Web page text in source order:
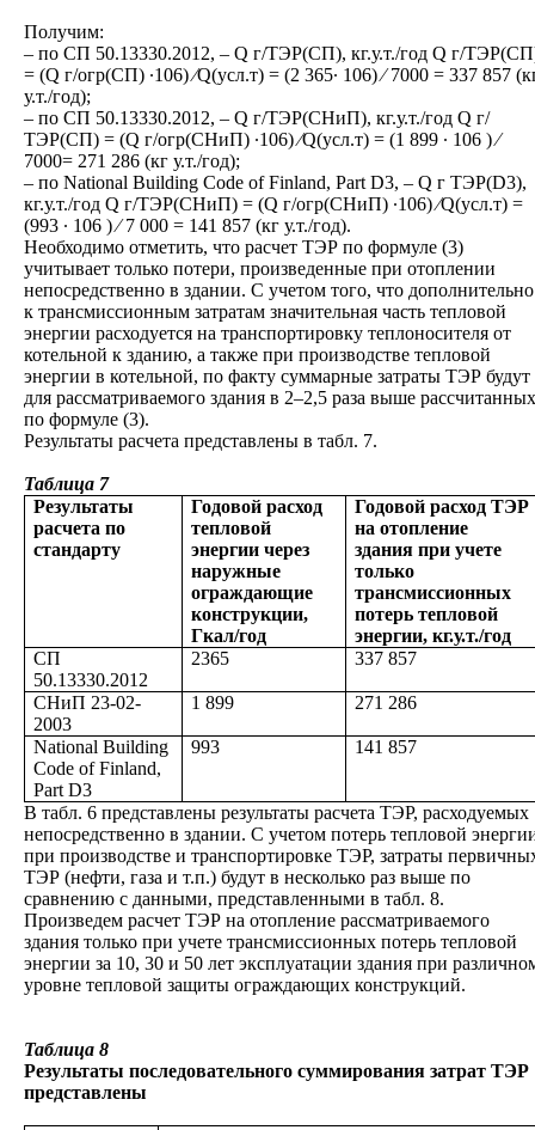
Получим:
– по СП 50.13330.2012, – Q г/ТЭР(СП), кг.у.т./год Q г/
= (Q г/огр(СП) ∙106) ⁄Q(усл.т) = (2 365∙ 106) ⁄ 7000 = 337 857
у.т./год);
– по СП 50.13330.2012, – Q г/ТЭР(СНиП), кг.у.т./год Q г/
ТЭР(СП) = (Q г/огр(СНиП) ∙106) ⁄Q(усл.т) = (1 899 ∙ 106 ) ⁄
7000= 271 286 (кг у.т./год);
– по National Building Code of Finland, Part D3, – Q г ТЭР(D3),
кг.у.т./год Q г/ТЭР(СНиП) = (Q г/огр(СНиП) ∙106) ⁄Q(усл.т) =
(993 ∙ 106 ) ⁄ 7 000 = 141 857 (кг у.т./год).
Необходимо отметить, что расчет ТЭР по формуле (3)
учитывает только потери, произведенные при отоплении
непосредственно в здании. С учетом того, что дополнительно
к трансмиссионным затратам значительная часть тепловой
энергии расходуется на транспортировку теплоносителя от
котельной к зданию, а также при производстве тепловой
энергии в котельной, по факту суммарные затраты ТЭР будут
для рассматриваемого здания в 2–2,5 раза выше рассчитанных
по формуле (3).
Результаты расчета представлены в табл. 7.
Таблица 7
Результаты
расчета по
стандарту
Годовой расход
тепловой
энергии через
наружные
ограждающие
конструкции,
Гкал/год
Годовой расход ТЭР
на отопление
здания при учете
только
трансмиссионных
потерь тепловой
энергии, кг.у.т./год
СП
50.13330.2012
2365 337 857
СНиП 23-02-
2003
1 899 271 286
National Building
Code of Finland,
Part D3
993 141 857
В табл. 6 представлены результаты расчета ТЭР, расходуемых
непосредственно в здании. С учетом потерь тепловой
при производстве и транспортировке ТЭР, затраты
ТЭР (нефти, газа и т.п.) будут в несколько раз выше по
сравнению с данными, представленными в табл. 8.
Произведем расчет ТЭР на отопление рассматриваемого
здания только при учете трансмиссионных потерь тепловой
энергии за 10, 30 и 50 лет эксплуатации здания при
уровне тепловой защиты ограждающих конструкций.
Таблица 8
Результаты последовательного суммирования затрат ТЭР
представлены